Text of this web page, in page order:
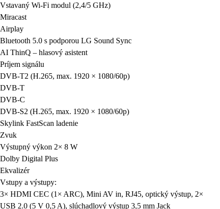
Miracast
Airplay
Bluetooth 5.0 s podporou LG Sound Sync
AI ThinQ – hlasový asistent
Príjem signálu
DVB-T2 (H.265, max. 1920 × 1080/60p)
DVB-T
DVB-C
DVB-S2 (H.265, max. 1920 × 1080/60p)
Skylink FastScan ladenie
Zvuk
Výstupný výkon 2× 8 W
Dolby Digital Plus
Ekvalizér
Vstupy a výstupy:
3× HDMI CEC (1× ARC), Mini AV in, RJ45, optický výstup, 2×
USB 2.0 (5 V 0,5 A), slúchadlový výstup 3,5 mm Jack
HDMI CEC SIMPLINK